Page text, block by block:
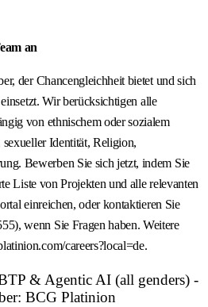
an
der Chancengleichheit bietet und sich
Wir berücksichtigen alle
von ethnischem oder sozialem
Identität, Religion,
Bewerben Sie sich jetzt, indem Sie
Liste von Projekten und alle relevanten
einreichen, oder kontaktieren Sie
wenn Sie Fragen haben. Weitere
careers?local=de.
& Agentic AI (all genders) -
BCG Platinion